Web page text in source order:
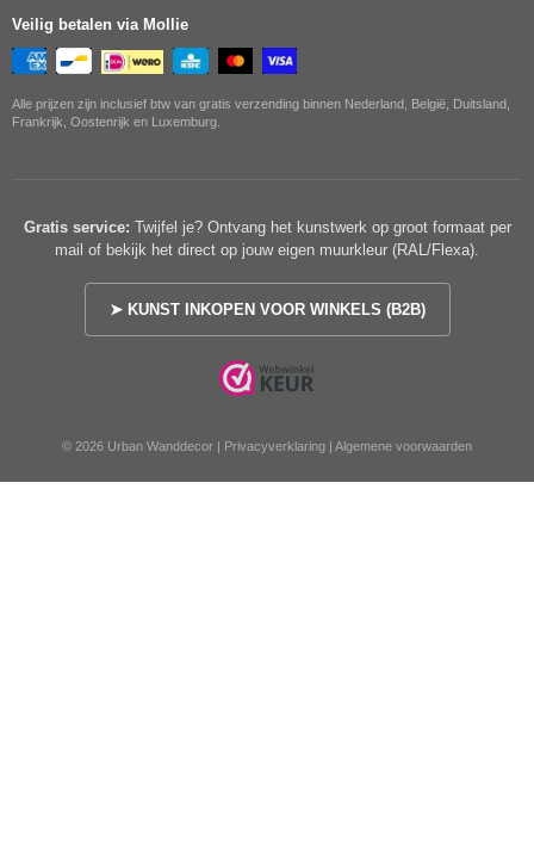
Veilig betalen via Mollie
Alle prijzen zijn inclusief btw van gratis verzending binnen Nederland, België, Duitsland,
Frankrijk, Oostenrijk en Luxemburg.
Gratis service: Twijfel je? Ontvang het kunstwerk op groot formaat per
mail of bekijk het direct op jouw eigen muurkleur (RAL/Flexa).
➤ KUNST INKOPEN VOOR WINKELS (B2B)
© 2026 Urban Wanddecor | Privacyverklaring | Algemene voorwaarden